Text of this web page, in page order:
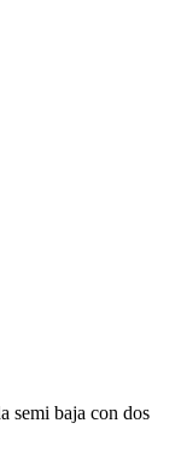
semi baja con dos